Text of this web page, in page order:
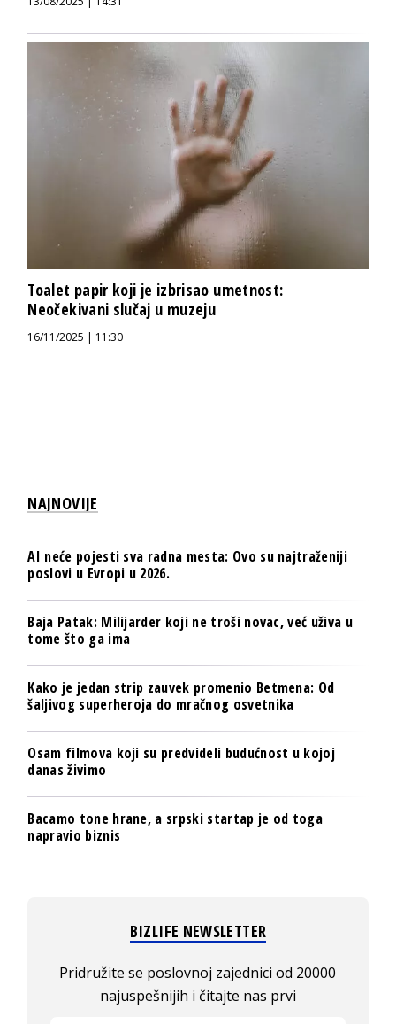
Toalet papir koji je izbrisao umetnost:
Neočekivani slučaj u muzeju
16/11/2025 | 11:30
NAJNOVIJE
AI neće pojesti sva radna mesta: Ovo su najtraženiji
poslovi u Evropi u 2026.
Baja Patak: Milijarder koji ne troši novac, već uživa u
tome što ga ima
Kako je jedan strip zauvek promenio Betmena: Od
šaljivog superheroja do mračnog osvetnika
Osam filmova koji su predvideli budućnost u kojoj
danas živimo
Bacamo tone hrane, a srpski startap je od toga
napravio biznis
BIZLIFE NEWSLETTER
Pridružite se poslovnoj zajednici od 20000
najuspešnijih i čitajte nas prvi